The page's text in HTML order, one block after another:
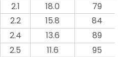
2.1 18.0 79
2.2
15.8 84
2.4
13.6 89
2.5
11.6 95